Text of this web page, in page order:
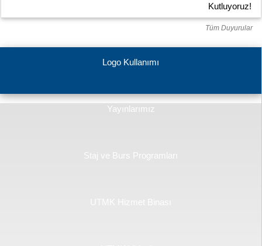
Kutluyoruz!
Tüm Duyurular
Logo Kullanımı
Yayınlarımız
Staj ve Burs Programları